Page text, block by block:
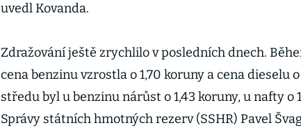
uvedl Kovanda.
Zdražování ještě zrychlilo v posledních dnech.
cena benzinu vzrostla o 1,70 koruny a cena dieselu o
středu byl u benzinu nárůst o 1,43 koruny, u nafty o
Správy státních hmotných rezerv (SSHR) Pavel